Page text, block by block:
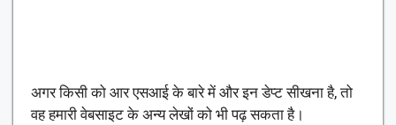
अगर किसी को आर एसआई के बारे में और इन डेप्ट सीखना है, तो
वह हमारी वेबसाइट के अन्य लेखों को भी पढ़ सकता है।